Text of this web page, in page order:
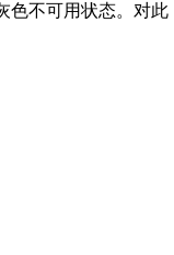
不可用状态。对此